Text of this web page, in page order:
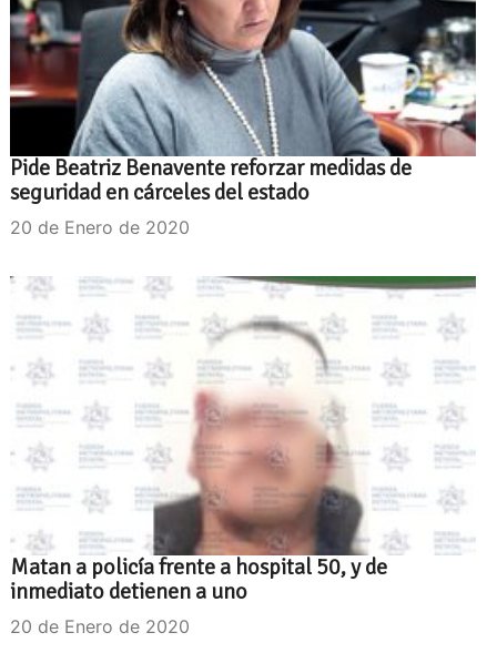
Pide Beatriz Benavente reforzar medidas de
seguridad en cárceles del estado
20 de Enero de 2020
Matan a policía frente a hospital 50, y de
inmediato detienen a uno
20 de Enero de 2020